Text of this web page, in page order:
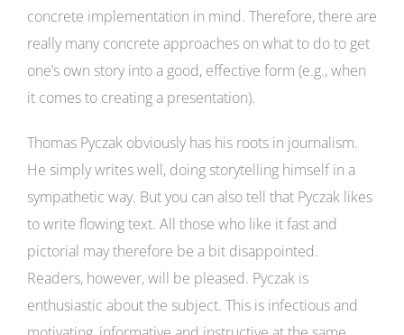
concrete implementation in mind. Therefore, there are
really many concrete approaches on what to do to get
one’s own story into a good, effective form (e.g., when
it comes to creating a presentation).
Thomas Pyczak obviously has his roots in journalism.
He simply writes well, doing storytelling himself in a
sympathetic way. But you can also tell that Pyczak likes
to write flowing text. All those who like it fast and
pictorial may therefore be a bit disappointed.
Readers, however, will be pleased. Pyczak is
enthusiastic about the subject. This is infectious and